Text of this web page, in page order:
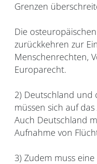
Grenzen
Die
zurückkehren zur
Menschenrechten,
Europarecht.
2) Deutschland und
müssen sich auf
Auch Deutschland
Aufnahme von
3) Zudem muss